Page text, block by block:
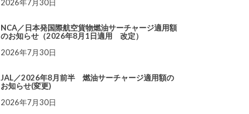
2026年7月30日
NCA／日本発国際航空貨物燃油サーチャージ適用額
のお知らせ（2026年8月1日適用 改定）
2026年7月30日
JAL／2026年8月前半 燃油サーチャージ適用額の
お知らせ(変更)
2026年7月30日